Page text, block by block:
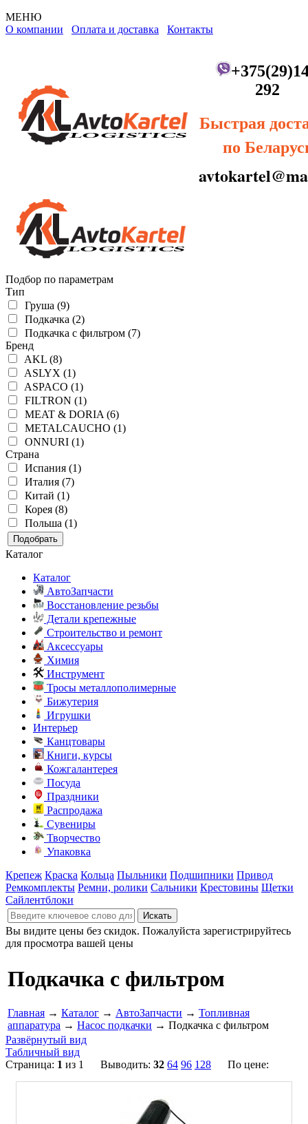
МЕНЮ
О компании Оплата и доставка Контакты
292
Быстрая
по
Подбор по параметрам
Тип
Груша (9)
Подкачка (2)
Подкачка с фильтром (7)
Бренд
AKL (8)
ASLYX (1)
ASPACO (1)
FILTRON (1)
MEAT & DORIA (6)
METALCAUCHO (1)
ONNURI (1)
Страна
Испания (1)
Италия (7)
Китай (1)
Корея (8)
Польша (1)
Подобрать
Каталог
Каталог
АвтоЗапчасти
Восстановление резьбы
Детали крепежные
Строительство и ремонт
Аксессуары
Химия
Инструмент
Тросы металлополимерные
Бижутерия
Игрушки
Интерьер
Канцтовары
Книги, курсы
Кожгалантерея
Посуда
Праздники
Распродажа
Сувениры
Творчество
Упаковка
Крепеж Краска Кольца Пыльники Подшипники Привод
Ремкомплекты Ремни, ролики Сальники Крестовины Щетки
Сайлентблоки
Вы видите цены без скидок. Пожалуйста зарегистрируйтесь
для просмотра вашей цены
Подкачка с фильтром
Главная → Каталог → АвтоЗапчасти → Топливная
аппаратура → Насос подкачки → Подкачка с фильтром
Развёрнутый вид
Табличный вид
Страница: 1 из 1 Выводить: 32 64 96 128 По цене: